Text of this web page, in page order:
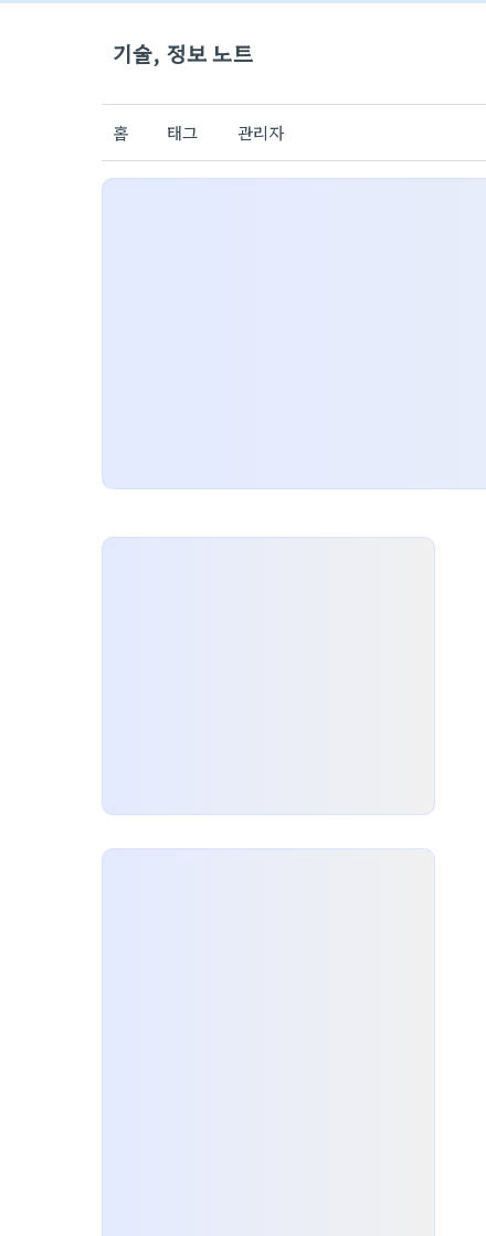
기술, 정보 노트
홈 태그 관리자